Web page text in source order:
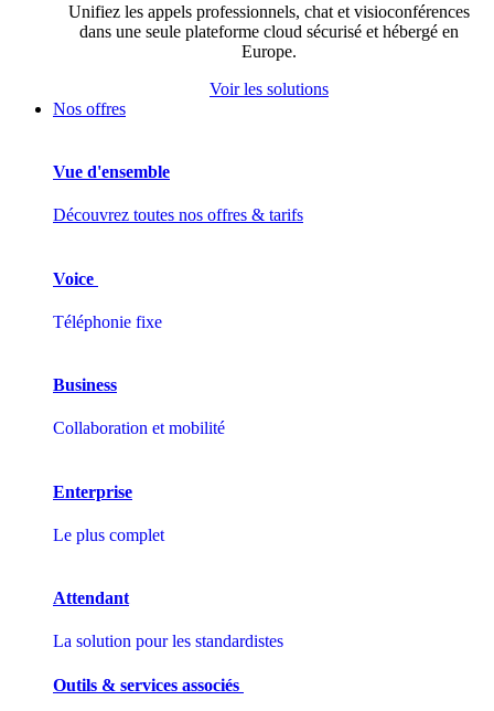
Unifiez les appels professionnels, chat et visioconférences
dans une seule plateforme cloud sécurisé et hébergé en
Europe.
Voir les solutions
Nos offres
Vue d'ensemble
Découvrez toutes nos offres & tarifs
Voice
Téléphonie fixe
Business
Collaboration et mobilité
Enterprise
Le plus complet
Attendant
La solution pour les standardistes
Outils & services associés